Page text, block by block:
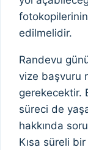
edilmelidir.
Randevu
vize başvuru
gerekecektir.
süreci de
hakkında
Kısa süreli